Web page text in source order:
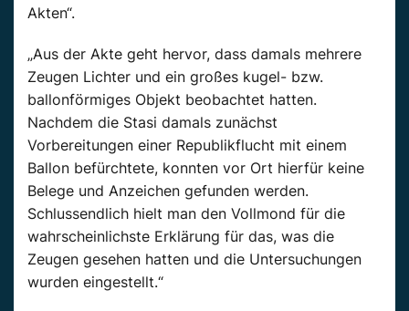
Akten“.
„Aus der Akte geht hervor, dass damals mehrere
Zeugen Lichter und ein großes kugel- bzw.
ballonförmiges Objekt beobachtet hatten.
Nachdem die Stasi damals zunächst
Vorbereitungen einer Republikflucht mit einem
Ballon befürchtete, konnten vor Ort hierfür keine
Belege und Anzeichen gefunden werden.
Schlussendlich hielt man den Vollmond für die
wahrscheinlichste Erklärung für das, was die
Zeugen gesehen hatten und die Untersuchungen
wurden eingestellt.“